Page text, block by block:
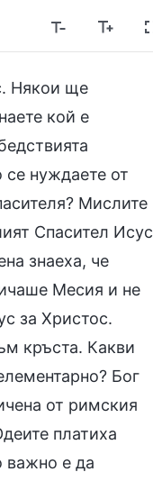
Някои ще
кой е
нуждаете от
Мислите
Спасител Исус
знаеха, че
Месия и не
за Христос.
кръста. Какви
Бог
от римския
платиха
важно е да